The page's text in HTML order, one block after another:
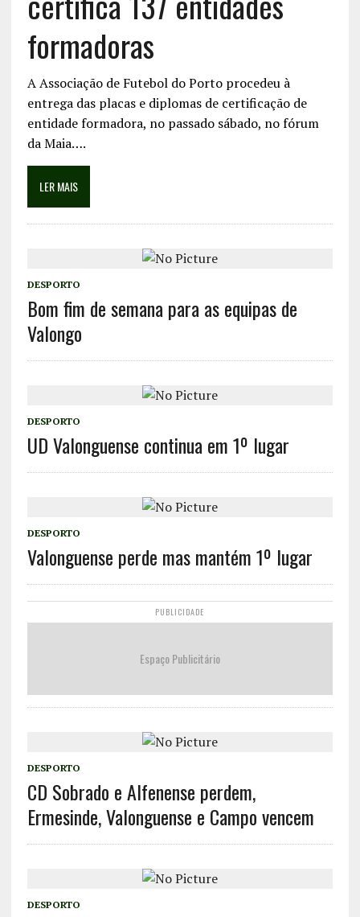
formadoras
A Associação de Futebol do Porto procedeu à
entrega das placas e diplomas de certificação de
entidade formadora, no passado sábado, no fórum
da Maia….
LER MAIS
DESPORTO
Bom fim de semana para as equipas de
Valongo
DESPORTO
UD Valonguense continua em 1º lugar
DESPORTO
Valonguense perde mas mantém 1º lugar
PUBLICIDADE
Espaço Publicitário
DESPORTO
CD Sobrado e Alfenense perdem,
Ermesinde, Valonguense e Campo vencem
DESPORTO